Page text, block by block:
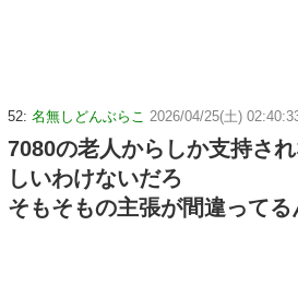
52: 名無しどんぶらこ 2026/04/25(土)
7080の老人からしか支持さ
しいわけないだろ
そもそもの主張が間違ってる